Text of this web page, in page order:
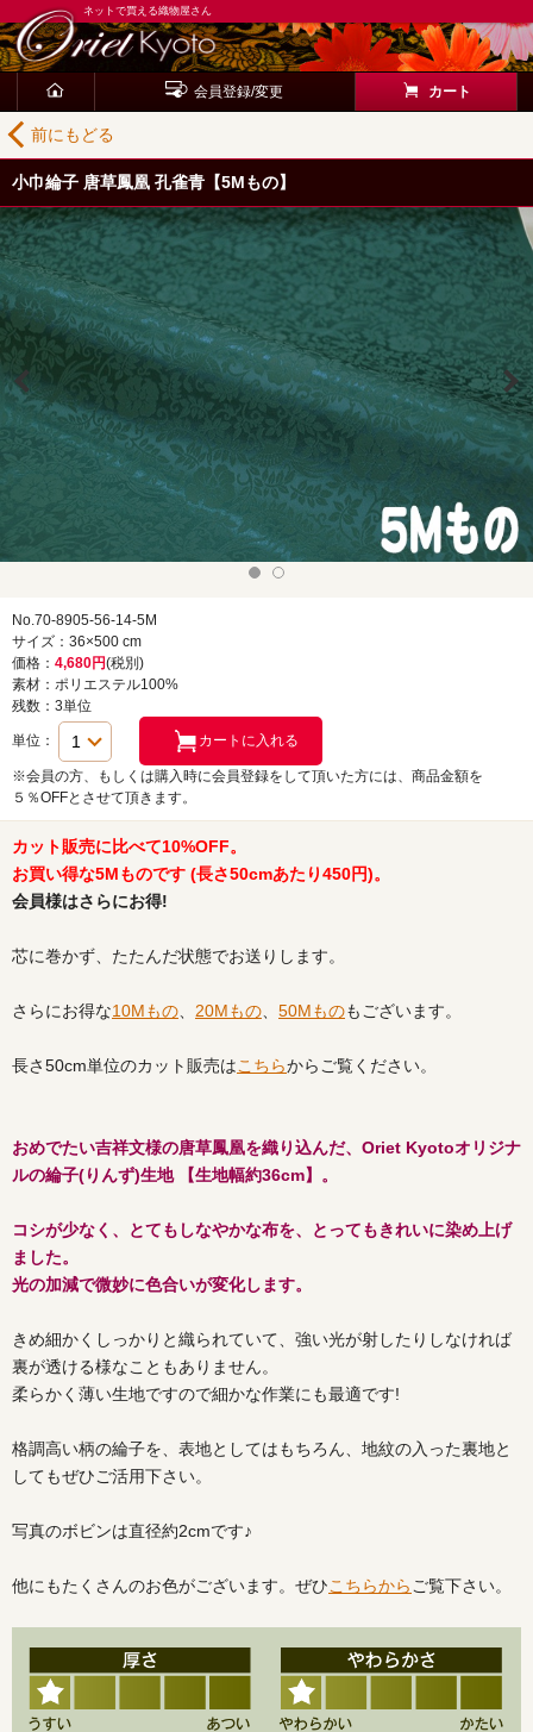
ネットで買える織物屋さん
会員登録/変更 カート
前にもどる
小巾綸子 唐草鳳凰 孔雀青【5Mもの】
No.70-8905-56-14-5M
サイズ：36×500 cm
価格： 4,680円(税別)
素材：ポリエステル100%
残数：3単位
単位：
※会員の方、もしくは購入時に会員登録をして頂いた方には、商品金額を
５％OFFとさせて頂きます。
カット販売に比べて10%OFF。
お買い得な5Mものです (長さ50cmあたり450円)。
会員様はさらにお得!
芯に巻かず、たたんだ状態でお送りします。
さらにお得な10Mもの 20Mもの 50Mものもございます。
長さ50cm単位のカット販売はこちらからご覧ください。
おめでたい吉祥文様の唐草鳳凰を織り込んだ、Oriet Kyotoオリジナ
ルの綸子(りんず)生地 【生地幅約36cm】。
コシが少なく、とてもしなやかな布を、とってもきれいに染め上げ
ました。
光の加減で微妙に色合いが変化します。
きめ細かくしっかりと織られていて、強い光が射したりしなければ
裏が透ける様なこともありません。
柔らかく薄い生地ですので細かな作業にも最適です!
格調高い柄の綸子を、表地としてはもちろん、地紋の入った裏地と
してもぜひご活用下さい。
写真のボビンは直径約2cmです♪
他にもたくさんのお色がございます。ぜひこちらから ご覧下さい。